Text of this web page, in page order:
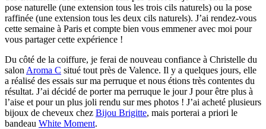
pose naturelle (une extension tous les trois cils naturels) ou la pose
raffinée (une extension tous les deux cils naturels). J’ai rendez-vous
cette semaine à Paris et compte bien vous emmener avec moi pour
vous partager cette expérience !
Du côté de la coiffure, je ferai de nouveau confiance à Christelle du
salon Aroma C situé tout près de Valence. Il y a quelques jours, elle
a réalisé des essais sur ma perruque et nous étions très contentes du
résultat. J’ai décidé de porter ma perruque le jour J pour être plus à
l’aise et pour un plus joli rendu sur mes photos ! J’ai acheté plusieurs
bijoux de cheveux chez Bijou Brigitte, mais porterai a priori le
bandeau White Moment.